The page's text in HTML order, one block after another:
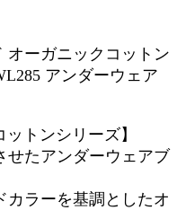
オーガニックコットン
アンダーウェア
トンシリーズ】
せたアンダーウェアブ
カラーを基調としたオ